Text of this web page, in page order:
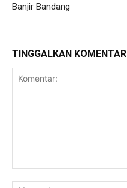
Banjir Bandang
TINGGALKAN KOMENTAR